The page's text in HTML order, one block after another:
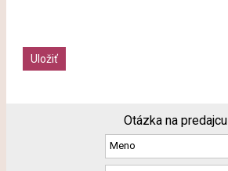
Otázka na predajcu